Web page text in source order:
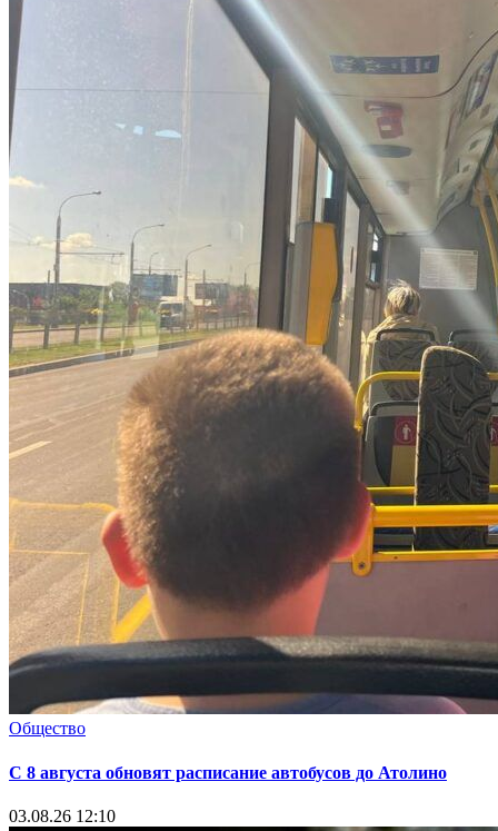
Общество
С 8 августа обновят расписание автобусов до Атолино
03.08.26 12:10